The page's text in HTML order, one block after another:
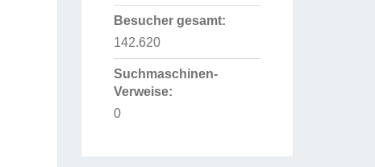
Besucher gesamt:
142.620
Suchmaschinen-
Verweise:
0